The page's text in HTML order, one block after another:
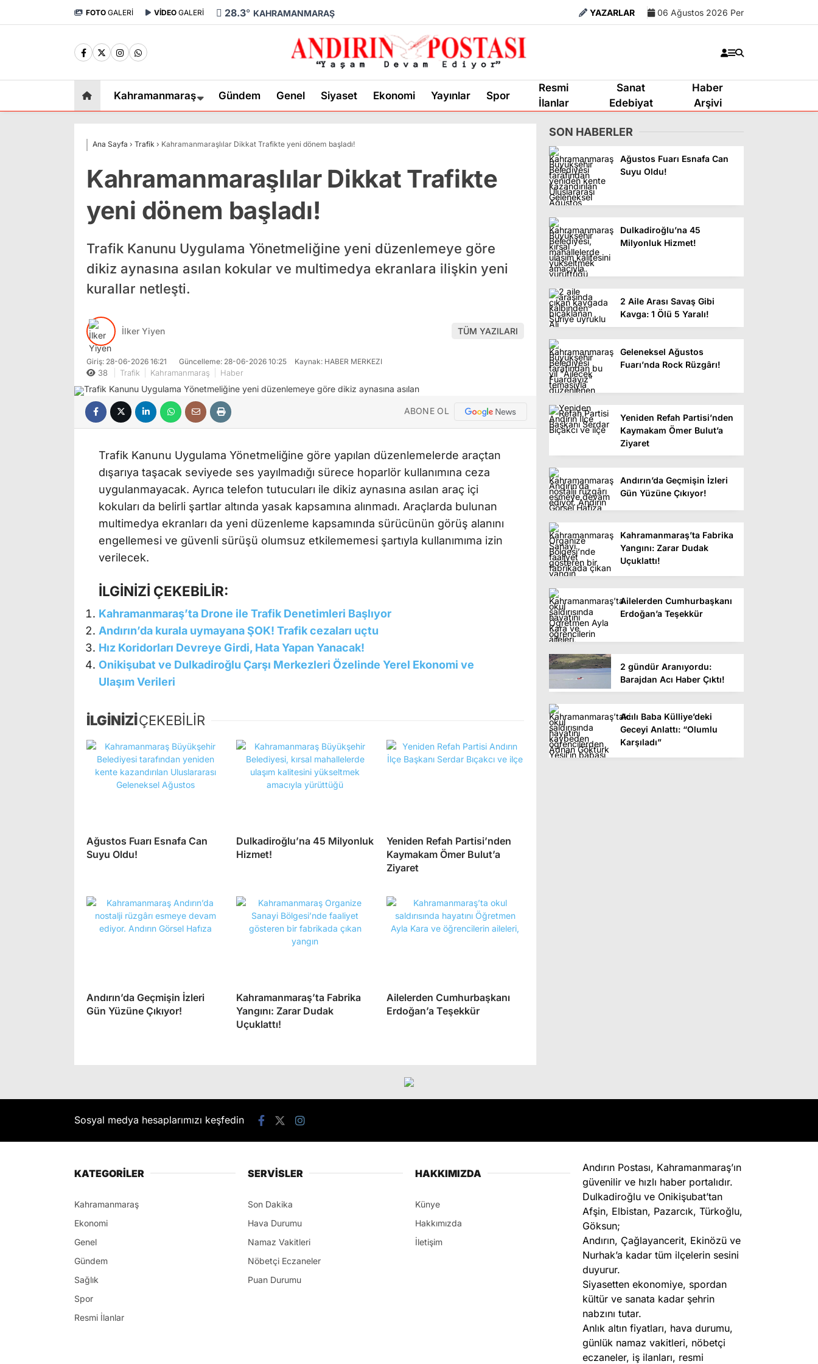
FOTO GALERİ VİDEO GALERİ 28.3° KAHRAMANMARAŞ YAZARLAR 06 Ağustos 2026 Per
Kahramanmaraş Gündem Genel Siyaset Ekonomi Yayınlar Spor
Resmi
İlanlar
Sanat
Edebiyat
Haber
Arşivi
Ana Sayfa › Trafik › Kahramanmaraşlılar Dikkat Trafikte yeni dönem başladı!
Kahramanmaraşlılar Dikkat Trafikte
yeni dönem başladı!
Trafik Kanunu Uygulama Yönetmeliğine yeni düzenlemeye göre
dikiz aynasına asılan kokular ve multimedya ekranlara ilişkin yeni
kurallar netleşti.
İlker Yiyen TÜM YAZILARI
Giriş: 28-06-2026 16:21 Güncelleme: 28-06-2026 10:25 Kaynak: HABER MERKEZI
38 Trafik Kahramanmaraş Haber
ABONE OL
Trafik Kanunu Uygulama Yönetmeliğine göre yapılan düzenlemelerde araçtan
dışarıya taşacak seviyede ses yayılmadığı sürece hoparlör kullanımına ceza
uygulanmayacak. Ayrıca telefon tutucuları ile dikiz aynasına asılan araç içi
kokuları da belirli şartlar altında yasak kapsamına alınmadı. Araçlarda bulunan
multimedya ekranları da yeni düzenleme kapsamında sürücünün görüş alanını
engellemesi ve güvenli sürüşü olumsuz etkilememesi şartıyla kullanımıma izin
verilecek.
İLGİNİZİ ÇEKEBİLİR:
Kahramanmaraş’ta Drone ile Trafik Denetimleri Başlıyor
Andırın’da kurala uymayana ŞOK! Trafik cezaları uçtu
Hız Koridorları Devreye Girdi, Hata Yapan Yanacak!
Onikişubat ve Dulkadiroğlu Çarşı Merkezleri Özelinde Yerel Ekonomi ve
Ulaşım Verileri
İLGİNİZİÇEKEBİLİR
Ağustos Fuarı Esnafa Can
Suyu Oldu!
Dulkadiroğlu’na 45 Milyonluk
Hizmet!
Yeniden Refah Partisi’nden
Kaymakam Ömer Bulut’a
Ziyaret
Andırın’da Geçmişin İzleri
Gün Yüzüne Çıkıyor!
Kahramanmaraş’ta Fabrika
Yangını: Zarar Dudak
Uçuklattı!
Ailelerden Cumhurbaşkanı
Erdoğan’a Teşekkür
SON HABERLER
Ağustos Fuarı Esnafa Can
Suyu Oldu!
Dulkadiroğlu’na 45
Milyonluk Hizmet!
2 Aile Arası Savaş Gibi
Kavga: 1 Ölü 5 Yaralı!
Geleneksel Ağustos
Fuarı’nda Rock Rüzgârı!
Yeniden Refah Partisi’nden
Kaymakam Ömer Bulut’a
Ziyaret
Andırın’da Geçmişin İzleri
Gün Yüzüne Çıkıyor!
Kahramanmaraş’ta Fabrika
Yangını: Zarar Dudak
Uçuklattı!
Ailelerden Cumhurbaşkanı
Erdoğan’a Teşekkür
2 gündür Aranıyordu:
Barajdan Acı Haber Çıktı!
Acılı Baba Külliye’deki
Geceyi Anlattı: “Olumlu
Karşıladı”
Sosyal medya hesaplarımızı keşfedin
KATEGORİLER
Kahramanmaraş
Ekonomi
Genel
Gündem
Sağlık
Spor
Resmi İlanlar
SERVİSLER
Son Dakika
Hava Durumu
Namaz Vakitleri
Nöbetçi Eczaneler
Puan Durumu
HAKKIMIZDA
Künye
Hakkımızda
İletişim
Andırın Postası, Kahramanmaraş’ın
güvenilir ve hızlı haber portalıdır.
Dulkadiroğlu ve Onikişubat’tan
Afşin, Elbistan, Pazarcık, Türkoğlu,
Göksun;
Andırın, Çağlayancerit, Ekinözü ve
Nurhak’a kadar tüm ilçelerin sesini
duyurur.
Siyasetten ekonomiye, spordan
kültür ve sanata kadar şehrin
nabzını tutar.
Anlık altın fiyatları, hava durumu,
günlük namaz vakitleri, nöbetçi
eczaneler, iş ilanları, resmi